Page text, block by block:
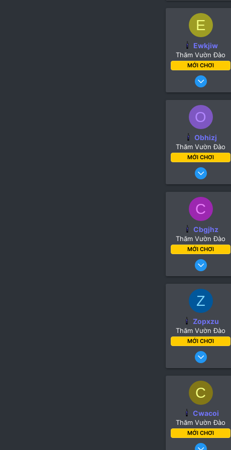
0
Turkey
lipiws.top
E
Ewkjiw
Thăm Vườn Đào
MỚI CHƠI
0
Turkey
lipiws.top
O
Obhizj
Thăm Vườn Đào
MỚI CHƠI
0
Turkey
lipiws.top
C
Cbgjhz
Thăm Vườn Đào
MỚI CHƠI
0
Turkey
lipiws.top
Z
Zopxzu
Thăm Vườn Đào
MỚI CHƠI
0
Turkey
lipiws.top
C
Cwacoi
Thăm Vườn Đào
MỚI CHƠI